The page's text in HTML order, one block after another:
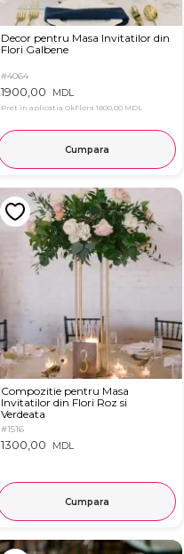
Decor pentru Masa Invitatilor din
Flori Galbene
#4064
1900,00 MDL
Pret in aplicatia OkFlora 1800,00 MDL
Cumpara
Compozitie pentru Masa
Invitatilor din Flori Roz si
Verdeata
#1516
1300,00 MDL
Cumpara